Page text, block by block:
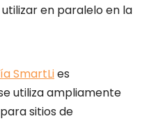
en paralelo en la
SmartLies
utiliza ampliamente
sitios de